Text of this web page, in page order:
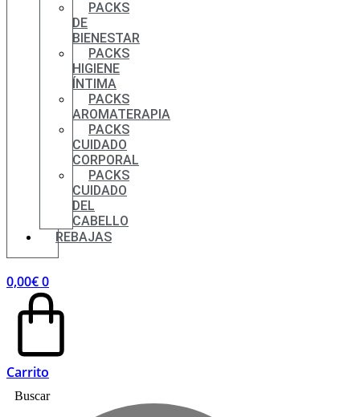
PACKS
DE
BIENESTAR
PACKS
HIGIENE
ÍNTIMA
PACKS
AROMATERAPIA
PACKS
CUIDADO
CORPORAL
PACKS
CUIDADO
DEL
CABELLO
REBAJAS
0,00€0
Carrito
Buscar